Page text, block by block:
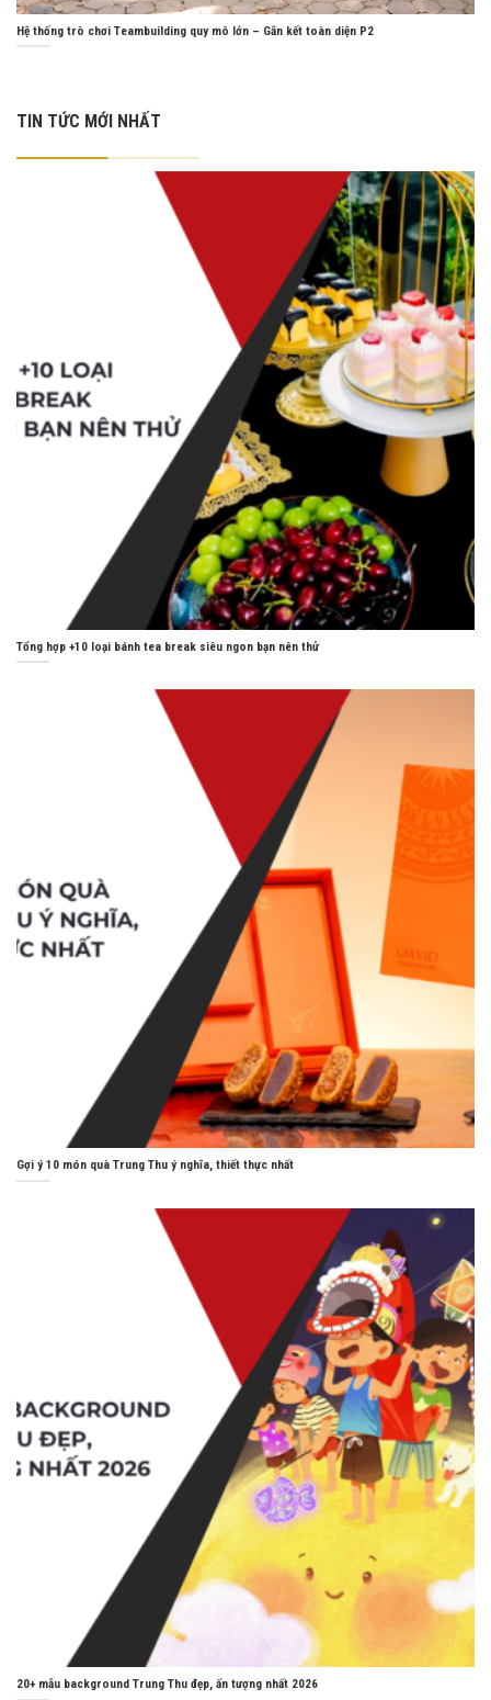
Hệ thống trò chơi Teambuilding quy mô lớn – Gắn kết toàn diện P2
TIN TỨC MỚI NHẤT
Tổng hợp +10 loại bánh tea break siêu ngon bạn nên thử
Gợi ý 10 món quà Trung Thu ý nghĩa, thiết thực nhất
20+ mẫu background Trung Thu đẹp, ấn tượng nhất 2026